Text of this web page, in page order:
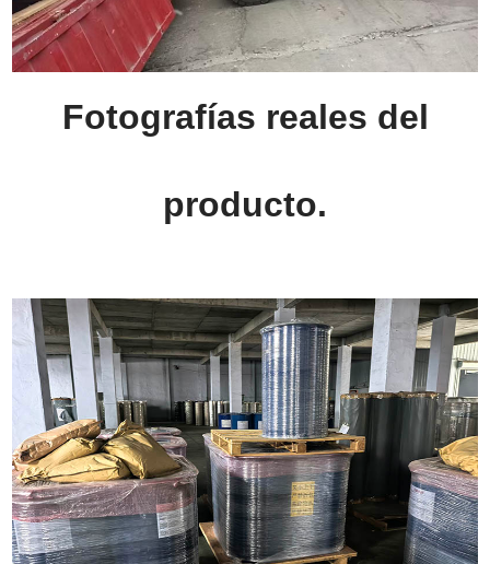
Fotografías reales del
producto.